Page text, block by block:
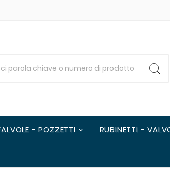
- POZZETTI RUBINETTI -